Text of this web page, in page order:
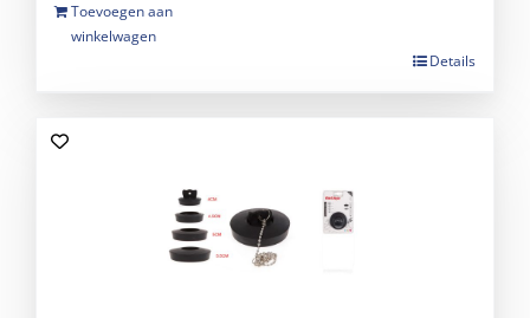
Toevoegen aan
winkelwagen
Details